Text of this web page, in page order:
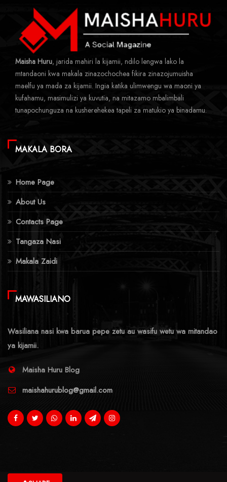
Maisha Huru, jarida mahiri la kijamii, ndilo lengwa lako la
mtandaoni kwa makala zinazochochea fikira zinazojumuisha
maelfu ya mada za kijamii. Ingia katika ulimwengu wa maoni ya
kufahamu, masimulizi ya kuvutia, na mitazamo mbalimbali
tunapochunguza na kusherehekea tapeli za matukio ya binadamu.
MAKALA BORA
Home Page
About Us
Contacts Page
Tangaza Nasi
Makala Zaidi
MAWASILIANO
Wasiliana nasi kwa barua pepe zetu au wasifu wetu wa mitandao
ya kijamii.
Maisha Huru Blog
maishahurublog@gmail.com